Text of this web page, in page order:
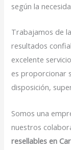
según la
Trabajamos de
resultados
excelente
es proporcionar
disposición,
Somos una
nuestros
resellables en